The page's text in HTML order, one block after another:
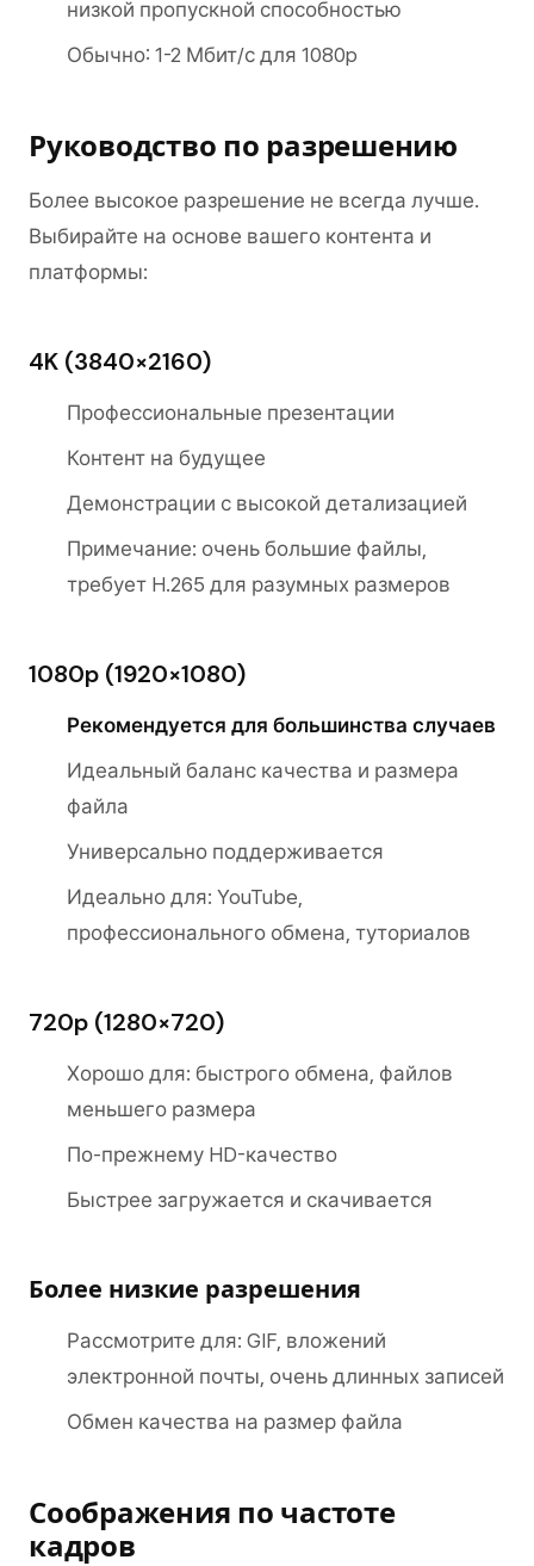
низкой пропускной способностью
Обычно: 1-2 Мбит/с для 1080p
Руководство по разрешению
Более высокое разрешение не всегда лучше.
Выбирайте на основе вашего контента и
платформы:
4K (3840×2160)
Профессиональные презентации
Контент на будущее
Демонстрации с высокой детализацией
Примечание: очень большие файлы,
требует H.265 для разумных размеров
1080p (1920×1080)
Рекомендуется для большинства случаев
Идеальный баланс качества и размера
файла
Универсально поддерживается
Идеально для: YouTube,
профессионального обмена, туториалов
720p (1280×720)
Хорошо для: быстрого обмена, файлов
меньшего размера
По-прежнему HD-качество
Быстрее загружается и скачивается
Более низкие разрешения
Рассмотрите для: GIF, вложений
электронной почты, очень длинных записей
Обмен качества на размер файла
Соображения по частоте
кадров